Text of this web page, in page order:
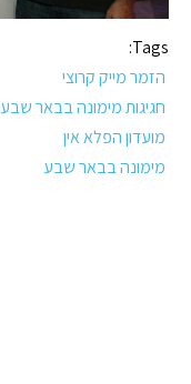
Tags:
הזמר מייק קרוצי
חגיגות מימונה בבאר שבע
מועדון הפלא אין
מימונה בבאר שבע